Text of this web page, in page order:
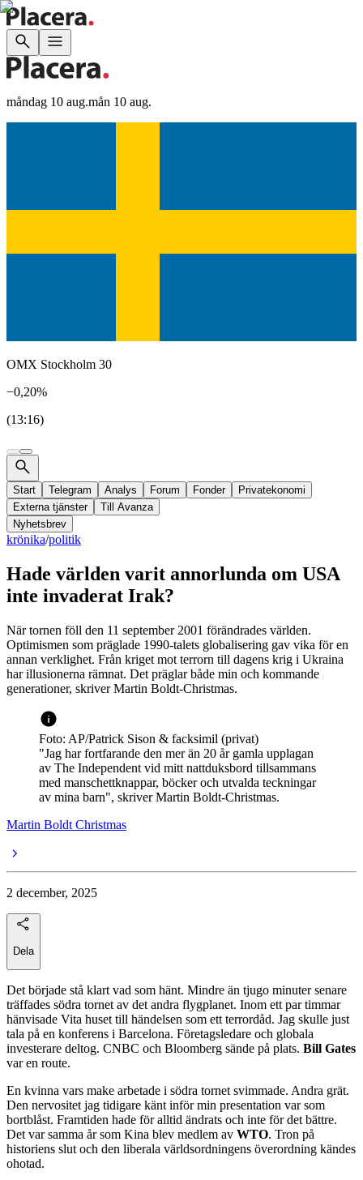
måndag 10 aug.mån 10 aug.
OMX Stockholm 30
−0,20%
(13:16)
Start Telegram Analys Forum Fonder
Privatekonomi
Externa tjänster
Till Avanza
Nyhetsbrev
krönika/politik
Hade världen varit annorlunda om USA
inte invaderat Irak?
När tornen föll den 11 september 2001 förändrades världen.
Optimismen som präglade 1990-talets globalisering gav vika för en
annan verklighet. Från kriget mot terrorn till dagens krig i Ukraina
har illusionerna rämnat. Det präglar både min och kommande
generationer, skriver Martin Boldt-Christmas.
Foto: AP/Patrick Sison & facksimil (privat)
"Jag har fortfarande den mer än 20 år gamla upplagan
av The Independent vid mitt nattduksbord tillsammans
med manschettknappar, böcker och utvalda teckningar
av mina barn", skriver Martin Boldt-Christmas.
Martin Boldt Christmas
2 december, 2025
Dela
Det började stå klart vad som hänt. Mindre än tjugo minuter senare
träffades södra tornet av det andra flygplanet. Inom ett par timmar
hänvisade Vita huset till händelsen som ett terrordåd. Jag skulle just
tala på en konferens i Barcelona. Företagsledare och globala
investerare deltog. CNBC och Bloomberg sände på plats. Bill Gates
var en route.
En kvinna vars make arbetade i södra tornet svimmade. Andra grät.
Den nervositet jag tidigare känt inför min presentation var som
bortblåst. Framtiden hade för alltid ändrats och inte för det bättre.
Det var samma år som Kina blev medlem av WTO. Tron på
historiens slut och den liberala världsordningens överordning kändes
ohotad.